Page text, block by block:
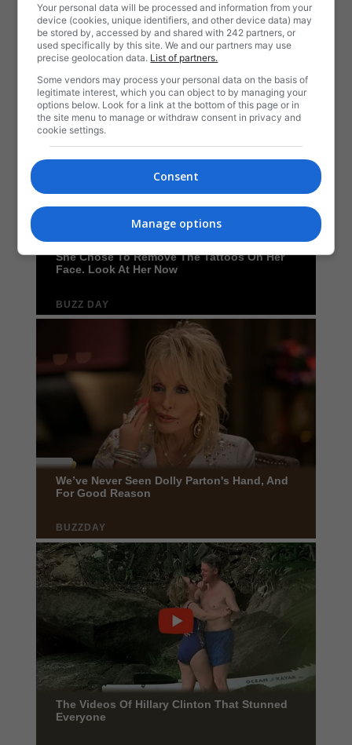
Your personal data will be processed and information from your
device (cookies, unique identifiers, and other device data) may
be stored by, accessed by and shared with 242 partners, or
used specifically by this site. We and our partners may use
precise geolocation data. List of partners.
Some vendors may process your personal data on the basis of
legitimate interest, which you can object to by managing your
options below. Look for a link at the bottom of this page or in
the site menu to manage or withdraw consent in privacy and
cookie settings.
Consent
Manage options